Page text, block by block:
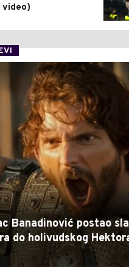
video)
Banadinović postao
do holivudskog